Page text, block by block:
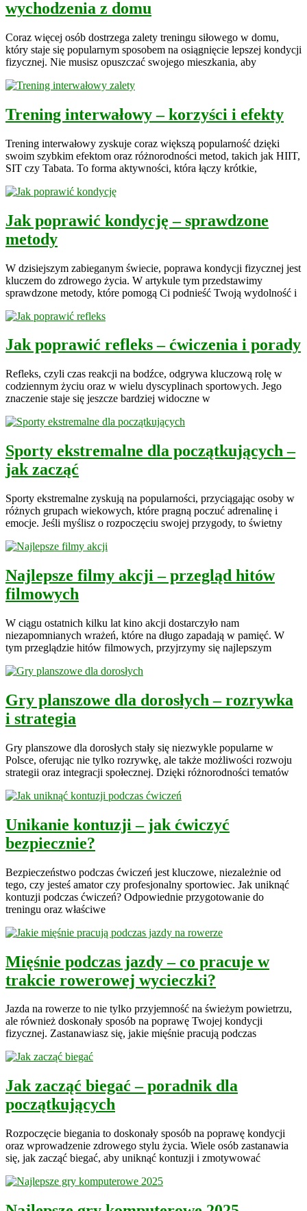
wychodzenia z domu
Coraz więcej osób dostrzega zalety treningu siłowego w domu,
który staje się popularnym sposobem na osiągnięcie lepszej kondycji
fizycznej. Nie musisz opuszczać swojego mieszkania, aby
Trening interwałowy – korzyści i efekty
Trening interwałowy zyskuje coraz większą popularność dzięki
swoim szybkim efektom oraz różnorodności metod, takich jak HIIT,
SIT czy Tabata. To forma aktywności, która łączy krótkie,
Jak poprawić kondycję – sprawdzone
metody
W dzisiejszym zabieganym świecie, poprawa kondycji fizycznej jest
kluczem do zdrowego życia. W artykule tym przedstawimy
sprawdzone metody, które pomogą Ci podnieść Twoją wydolność i
Jak poprawić refleks – ćwiczenia i porady
Refleks, czyli czas reakcji na bodźce, odgrywa kluczową rolę w
codziennym życiu oraz w wielu dyscyplinach sportowych. Jego
znaczenie staje się jeszcze bardziej widoczne w
Sporty ekstremalne dla początkujących –
jak zacząć
Sporty ekstremalne zyskują na popularności, przyciągając osoby w
różnych grupach wiekowych, które pragną poczuć adrenalinę i
emocje. Jeśli myślisz o rozpoczęciu swojej przygody, to świetny
Najlepsze filmy akcji – przegląd hitów
filmowych
W ciągu ostatnich kilku lat kino akcji dostarczyło nam
niezapomnianych wrażeń, które na długo zapadają w pamięć. W
tym przeglądzie hitów filmowych, przyjrzymy się najlepszym
Gry planszowe dla dorosłych – rozrywka
i strategia
Gry planszowe dla dorosłych stały się niezwykle popularne w
Polsce, oferując nie tylko rozrywkę, ale także możliwości rozwoju
strategii oraz integracji społecznej. Dzięki różnorodności tematów
Unikanie kontuzji – jak ćwiczyć
bezpiecznie?
Bezpieczeństwo podczas ćwiczeń jest kluczowe, niezależnie od
tego, czy jesteś amator czy profesjonalny sportowiec. Jak uniknąć
kontuzji podczas ćwiczeń? Odpowiednie przygotowanie do
treningu oraz właściwe
Mięśnie podczas jazdy – co pracuje w
trakcie rowerowej wycieczki?
Jazda na rowerze to nie tylko przyjemność na świeżym powietrzu,
ale również doskonały sposób na poprawę Twojej kondycji
fizycznej. Zastanawiasz się, jakie mięśnie pracują podczas
Jak zacząć biegać – poradnik dla
początkujących
Rozpoczęcie biegania to doskonały sposób na poprawę kondycji
oraz wprowadzenie zdrowego stylu życia. Wiele osób zastanawia
się, jak zacząć biegać, aby uniknąć kontuzji i zmotywować